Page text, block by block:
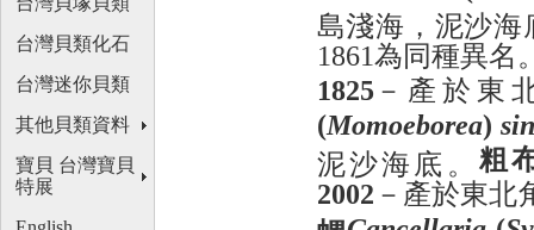
島淺海，泥沙
1861為同種異名
1825 －產於東
(Momoeborea)
泥沙海底。粗
2002 －產於東北
台灣貝類化石
台灣迷你貝類
其他貝類資料
寶貝 台灣寶貝
特展